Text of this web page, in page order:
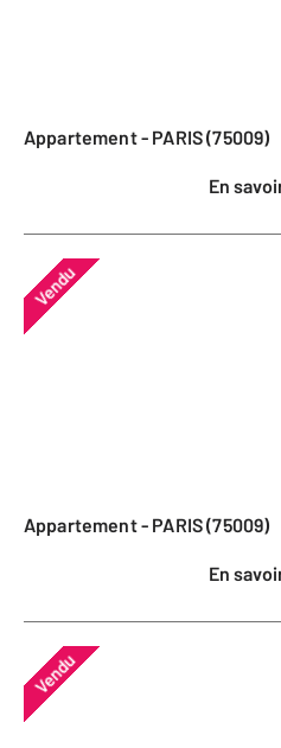
Appartement - PARIS (75009)
En
Vendu
Appartement - PARIS (75009)
En
Vendu